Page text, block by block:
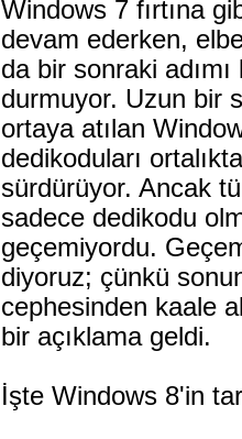
Windows 7 fırtına
devam ederken,
da bir sonraki
durmuyor. Uzun bir
ortaya atılan
dedikoduları
sürdürüyor. Ancak
sadece dedikodu
geçemiyordu.
diyoruz; çünkü
cephesinden kaale
bir açıklama geldi.
İşte Windows 8'in